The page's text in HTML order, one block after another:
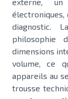
électroniques,
diagnostic.
philosophie
dimensions
volume, ce
appareils au
trousse